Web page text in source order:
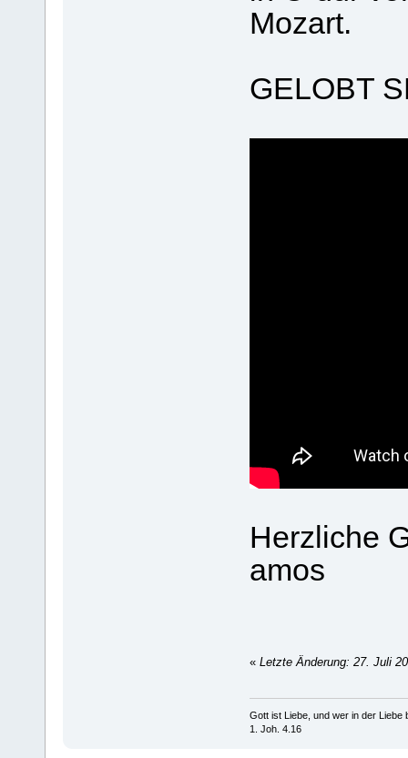
Mozart.
GELOBT
Herzliche
amos
« Letzte Änderung: 27. Juli
Gott ist Liebe, und wer in der Liebe
1. Joh. 4.16